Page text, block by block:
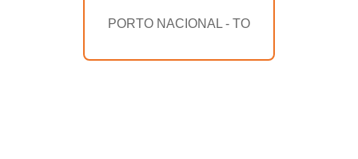
PORTO NACIONAL - TO